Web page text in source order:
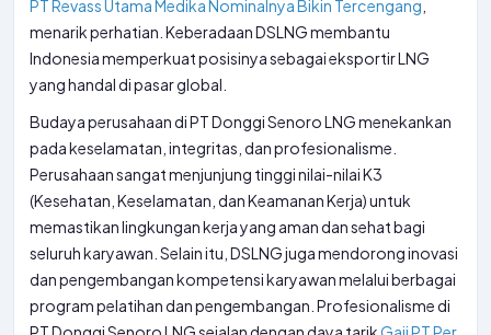
PT Revass Utama Medika Nominalnya Bikin Tercengang
menarik perhatian. Keberadaan DSLNG membantu
Indonesia memperkuat posisinya sebagai eksportir LNG
yang handal di pasar global.
Budaya perusahaan di PT Donggi Senoro LNG menekankan
pada keselamatan, integritas, dan profesionalisme.
Perusahaan sangat menjunjung tinggi nilai-nilai K3
(Kesehatan, Keselamatan, dan Keamanan Kerja) untuk
memastikan lingkungan kerja yang aman dan sehat bagi
seluruh karyawan. Selain itu, DSLNG juga mendorong inovasi
dan pengembangan kompetensi karyawan melalui berbagai
program pelatihan dan pengembangan. Profesionalisme di